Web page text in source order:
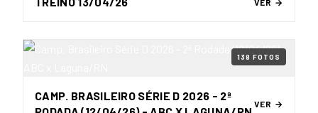
VER →
138 FOTOS
CAMP. BRASILEIRO SÉRIE D 2026 - 2ª
VER →